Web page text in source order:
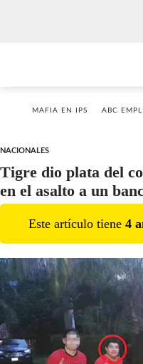
MAFIA EN IPS ABC
NACIONALES
Tigre dio plata del
en el asalto a un
Este artículo tiene 4